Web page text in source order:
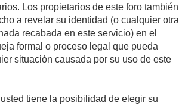
Los propietarios de este foro también
a revelar su identidad (o cualquier otra
recabada en este servicio) en el
formal o proceso legal que pueda
situación causada por su uso de este
tiene la posibilidad de elegir su